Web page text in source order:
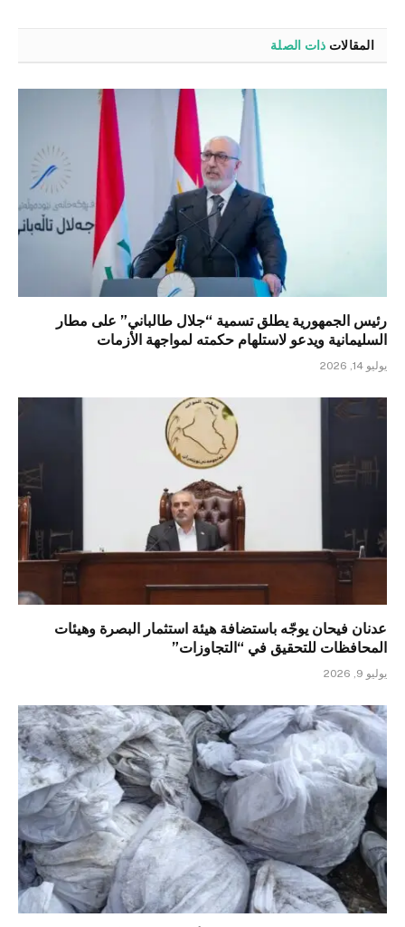
المقالات ذات الصلة
رئيس الجمهورية يطلق تسمية “جلال طالباني” على مطار
السليمانية ويدعو لاستلهام حكمته لمواجهة الأزمات
يوليو 14, 2026
عدنان فيحان يوجّه باستضافة هيئة استثمار البصرة وهيئات
المحافظات للتحقيق في “التجاوزات”
يوليو 9, 2026